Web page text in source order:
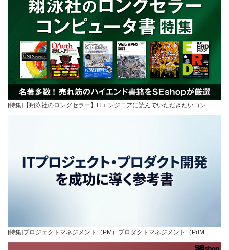
[特集]【翔泳社のロングセラー】ITエンジニアに読んでいただきたいコン…
[特集]プロジェクトマネジメント（PM）プロダクトマネジメント（PdM…